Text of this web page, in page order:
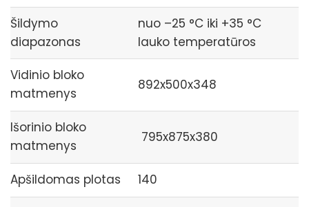
Šildymo
diapazonas
nuo –25 °C iki +35 °C
lauko temperatūros
Vidinio bloko
matmenys
892x500x348
Išorinio bloko
matmenys
795x875x380
Apšildomas plotas 140